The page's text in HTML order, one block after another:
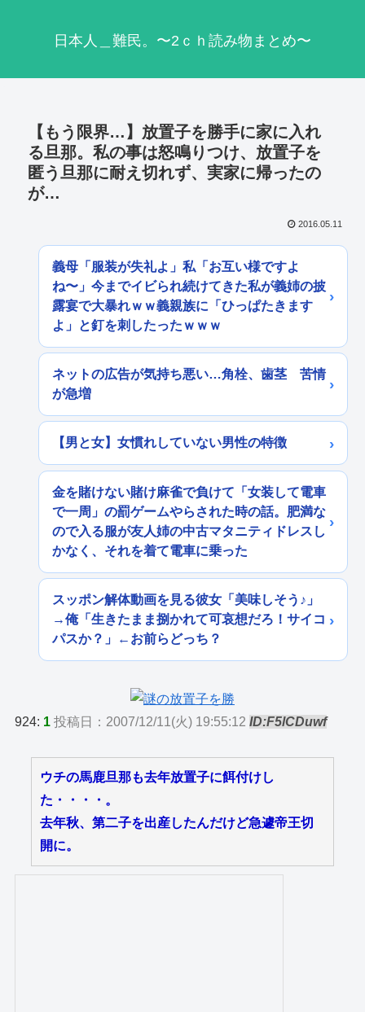
日本人＿難民。〜2ｃｈ読み物まとめ〜
【もう限界…】放置子を勝手に家に入れ
る旦那。私の事は怒鳴りつけ、放置子を
匿う旦那に耐え切れず、実家に帰ったの
が…
2016.05.11
義母「服装が失礼よ」私「お互い様ですよ
ね〜」今までイビられ続けてきた私が義姉の披
露宴で大暴れｗｗ義親族に「ひっぱたきます
よ」と釘を刺したったｗｗｗ
ネットの広告が気持ち悪い…角栓、歯茎 苦情
が急増
【男と女】女慣れしていない男性の特徴
金を賭けない賭け麻雀で負けて「女装して電車
で一周」の罰ゲームやらされた時の話。肥満な
ので入る服が友人姉の中古マタニティドレスし
かなく、それを着て電車に乗った
スッポン解体動画を見る彼女「美味しそう♪」
→俺「生きたまま捌かれて可哀想だろ！サイコ
パスか？」←お前らどっち？
924: 1 投稿日：2007/12/11(火) 19:55:12ID:F5lCDuwf
ウチの馬鹿旦那も去年放置子に餌付けし
た・・・・。
去年秋、第二子を出産したんだけど急遽帝王切
開に。